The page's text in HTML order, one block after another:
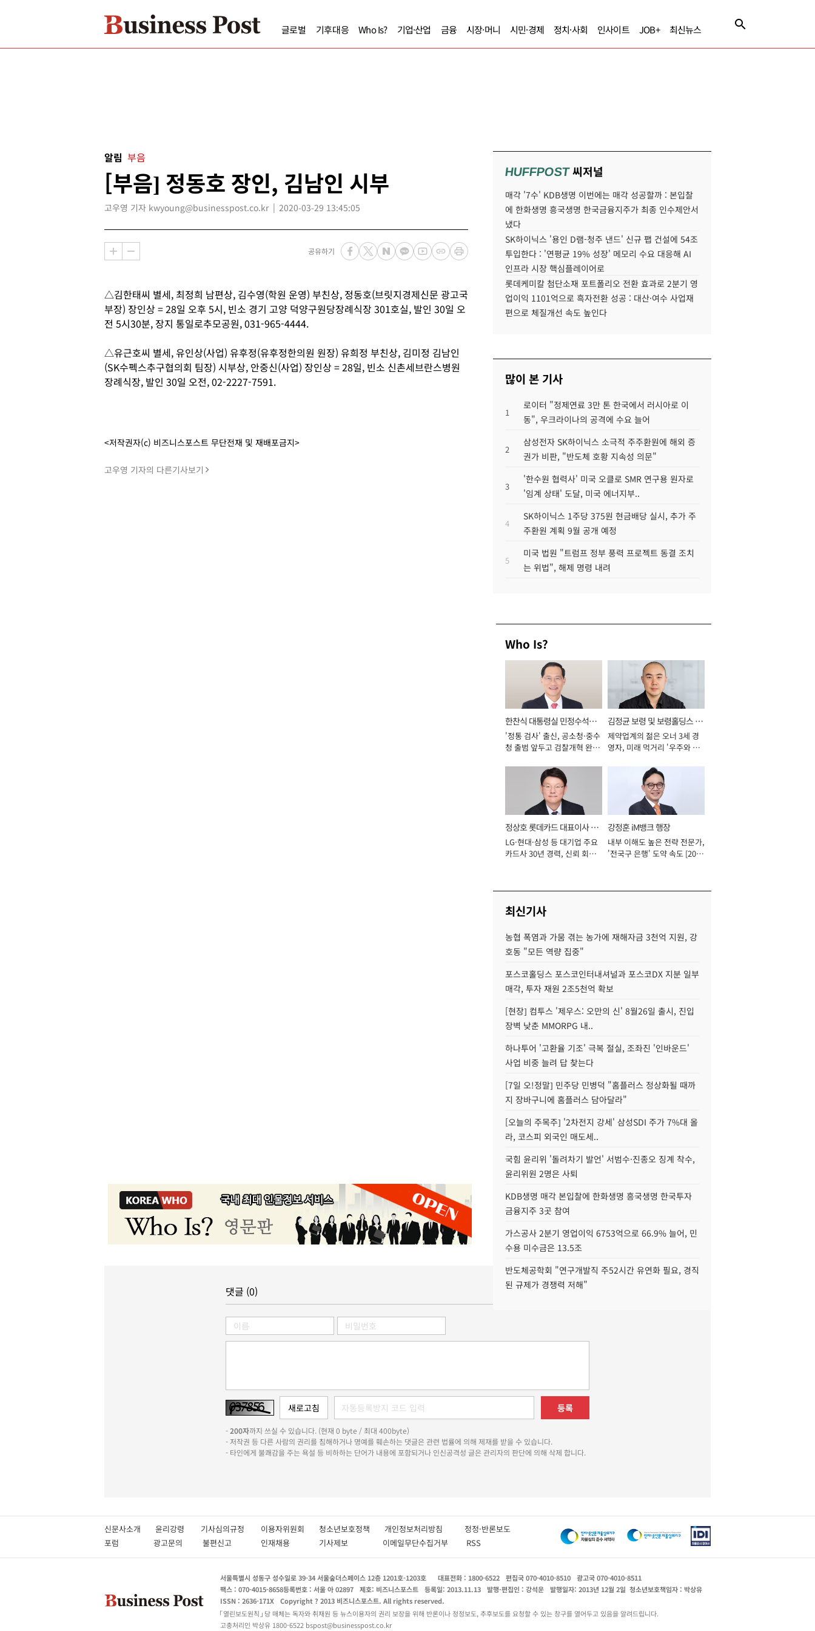
글로벌 기후대응 Who Is? 기업·산업 금융 시장·머니 시민·경제 정치·사회 인사이트 JOB+ 최신뉴스
알림 부음
[부음] 정동호 장인, 김남인 시부
고우영 기자 kwyoung@businesspost.co.kr 2020-03-29 13:45:05
공유하기
△김한태씨 별세, 최정희 남편상, 김수영(학원 운영) 부친상, 정동호(브릿지경제신문 광고국
부장) 장인상 = 28일 오후 5시, 빈소 경기 고양 덕양구원당장례식장 301호실, 발인 30일 오
전 5시30분, 장지 통일로추모공원, 031-965-4444.
△유근호씨 별세, 유인상(사업) 유후정(유후정한의원 원장) 유희정 부친상, 김미정 김남인
(SK수펙스추구협의회 팀장) 시부상, 안중신(사업) 장인상 = 28일, 빈소 신촌세브란스병원
장례식장, 발인 30일 오전, 02-2227-7591.
<저작권자(c) 비즈니스포스트 무단전재 및 재배포금지>
고우영 기자의 다른기사보기
HUFFPOST씨저널
매각 '7수' KDB생명 이번에는 매각 성공할까 : 본입찰
에 한화생명 흥국생명 한국금융지주가 최종 인수제안서
냈다
SK하이닉스 '용인 D램-청주 낸드' 신규 팹 건설에 54조
투입한다 : '연평균 19% 성장' 메모리 수요 대응해 AI
인프라 시장 핵심플레이어로
롯데케미칼 첨단소재 포트폴리오 전환 효과로 2분기 영
업이익 1101억으로 흑자전환 성공 : 대산·여수 사업재
편으로 체질개선 속도 높인다
많이 본 기사
1
로이터 "정제연료 3만 톤 한국에서 러시아로 이
동", 우크라이나의 공격에 수요 늘어
2
삼성전자 SK하이닉스 소극적 주주환원에 해외 증
권가 비판, "반도체 호황 지속성 의문"
3
'한수원 협력사' 미국 오클로 SMR 연구용 원자로
'임계 상태' 도달, 미국 에너지부..
4
SK하이닉스 1주당 375원 현금배당 실시, 추가 주
주환원 계획 9월 공개 예정
5
미국 법원 "트럼프 정부 풍력 프로젝트 동결 조치
는 위법", 해제 명령 내려
Who Is?
한찬식 대통령실 민정수석비
서관
'정통 검사' 출신, 공소청·중수
청 출범 앞두고 검찰개혁 완수
김정균 보령 및 보령홀딩스 대
표이사 사장
제약업계의 젊은 오너 3세 경
영자, 미래 먹거리 '우주와 헬
정상호 롯데카드 대표이사 사
장
LG·현대·삼성 등 대기업 주요
카드사 30년 경력, 신뢰 회복
강정훈 iM뱅크 행장
내부 이해도 높은 전략 전문가,
'전국구 은행' 도약 속도 [2026
최신기사
농협 폭염과 가뭄 겪는 농가에 재해자금 3천억 지원, 강
호동 "모든 역량 집중"
포스코홀딩스 포스코인터내셔널과 포스코DX 지분 일부
매각, 투자 재원 2조5천억 확보
[현장] 컴투스 '제우스: 오만의 신' 8월26일 출시, 진입
장벽 낮춘 MMORPG 내..
하나투어 '고환율 기조' 극복 절실, 조좌진 '인바운드'
사업 비중 늘려 답 찾는다
[7일 오!정말] 민주당 민병덕 "홈플러스 정상화될 때까
지 장바구니에 홈플러스 담아달라"
[오늘의 주목주] '2차전지 강세' 삼성SDI 주가 7%대 올
라, 코스피 외국인 매도세..
국힘 윤리위 '돌려차기 발언' 서범수·진종오 징계 착수,
윤리위원 2명은 사퇴
KDB생명 매각 본입찰에 한화생명 흥국생명 한국투자
금융지주 3곳 참여
가스공사 2분기 영업이익 6753억으로 66.9% 늘어, 민
수용 미수금은 13.5조
반도체공학회 "연구개발직 주52시간 유연화 필요, 경직
된 규제가 경쟁력 저해"
댓글 (0)
등록
-200자까지 쓰실 수 있습니다. (현재 0 byte / 최대 400byte)
- 저작권 등 다른 사람의 권리를 침해하거나 명예를 훼손하는 댓글은 관련 법률에 의해 제재를 받을 수 있습니다.
- 타인에게 불쾌감을 주는 욕설 등 비하하는 단어가 내용에 포함되거나 인신공격성 글은 관리자의 판단에 의해 삭제 합니다.
신문사소개 윤리강령 기사심의규정 이용자위원회 청소년보호정책 개인정보처리방침 정정·반론보도
포럼
광고문의 불편신고 인재채용 기사제보 이메일무단수집거부 RSS
서울특별시 성동구 성수일로 39-34 서울숲더스페이스 12층 1201호-1203호 대표전화 : 1800-6522 편집국 070-4010-8510
광고국 070-4010-8511
팩스 : 070-4015-8658등록번호 : 서울 아 02897 제호: 비즈니스포스트 등록일: 2013.11.13 발행·편집인 : 강석운 발행일자: 2013년 12월 2일 청소년보호책임자 : 박상유
ISSN : 2636-171X
Copyright ? 2013 비즈니스포스트. All rights reserved.
열린보도원칙
당 매체는 독자와 취재원 등 뉴스이용자의 권리 보장을 위해 반론이나 정정보도, 추후보도를 요청할 수 있는 창구를 열어두고 있음을 알려드립니다.
고충처리인 박상유 1800-6522 bspost@businesspost.co.kr